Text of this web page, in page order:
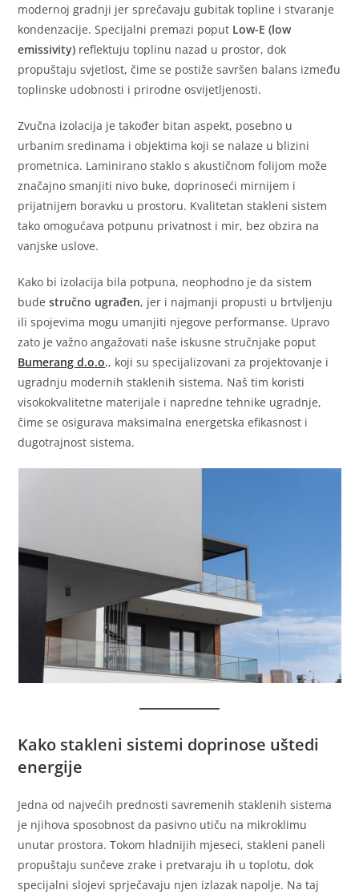
modernoj gradnji jer sprečavaju gubitak topline i stvaranje
kondenzacije. Specijalni premazi poput Low-E (low
emissivity) reflektuju toplinu nazad u prostor, dok
propuštaju svjetlost, čime se postiže savršen balans između
toplinske udobnosti i prirodne osvijetljenosti.
Zvučna izolacija je također bitan aspekt, posebno u
urbanim sredinama i objektima koji se nalaze u blizini
prometnica. Laminirano staklo s akustičnom folijom može
značajno smanjiti nivo buke, doprinoseći mirnijem i
prijatnijem boravku u prostoru. Kvalitetan stakleni sistem
tako omogućava potpunu privatnost i mir, bez obzira na
vanjske uslove.
Kako bi izolacija bila potpuna, neophodno je da sistem
budestručno ugrađen, jer i najmanji propusti u brtvljenju
ili spojevima mogu umanjiti njegove performanse. Upravo
zato je važno angažovati naše iskusne stručnjake poput
Bumerang d.o.o., koji su specijalizovani za projektovanje i
ugradnju modernih staklenih sistema. Naš tim koristi
visokokvalitetne materijale i napredne tehnike ugradnje,
čime se osigurava maksimalna energetska efikasnost i
dugotrajnost sistema.
Kako stakleni sistemi doprinose uštedi
energije
Jedna od najvećih prednosti savremenih staklenih sistema
je njihova sposobnost da pasivno utiču na mikroklimu
unutar prostora. Tokom hladnijih mjeseci, stakleni paneli
propuštaju sunčeve zrake i pretvaraju ih u toplotu, dok
specijalni slojevi sprječavaju njen izlazak napolje. Na taj